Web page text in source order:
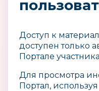
Доступ к
доступен только
Портале
Для просмотра
Портал, используя